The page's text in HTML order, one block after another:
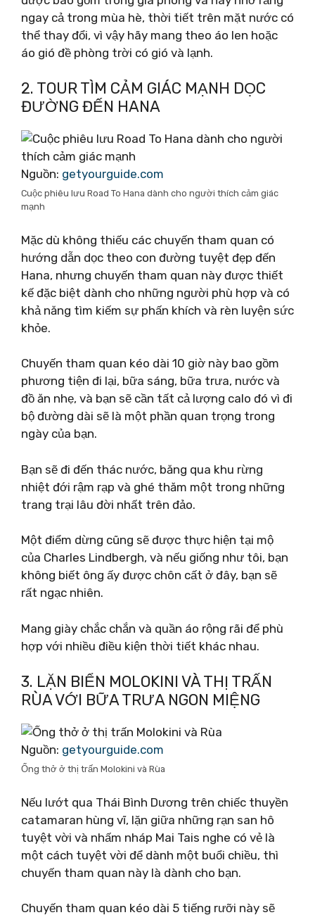
ngay cả trong mùa hè, thời tiết trên mặt nước có
thể thay đổi, vì vậy hãy mang theo áo len hoặc
áo gió đề phòng trời có gió và lạnh.
2. TOUR TÌM CẢM GIÁC MẠNH DỌC
ĐƯỜNG ĐẾN HANA
Nguồn: getyourguide.com
Cuộc phiêu lưu Road To Hana dành cho người thích cảm giác
mạnh
Mặc dù không thiếu các chuyến tham quan có
hướng dẫn dọc theo con đường tuyệt đẹp đến
Hana, nhưng chuyến tham quan này được thiết
kế đặc biệt dành cho những người phù hợp và có
khả năng tìm kiếm sự phấn khích và rèn luyện sức
khỏe.
Chuyến tham quan kéo dài 10 giờ này bao gồm
phương tiện đi lại, bữa sáng, bữa trưa, nước và
đồ ăn nhẹ, và bạn sẽ cần tất cả lượng calo đó vì đi
bộ đường dài sẽ là một phần quan trọng trong
ngày của bạn.
Bạn sẽ đi đến thác nước, băng qua khu rừng
nhiệt đới rậm rạp và ghé thăm một trong những
trang trại lâu đời nhất trên đảo.
Một điểm dừng cũng sẽ được thực hiện tại mộ
của Charles Lindbergh, và nếu giống như tôi, bạn
không biết ông ấy được chôn cất ở đây, bạn sẽ
rất ngạc nhiên.
Mang giày chắc chắn và quần áo rộng rãi để phù
hợp với nhiều điều kiện thời tiết khác nhau.
3. LẶN BIỂN MOLOKINI VÀ THỊ TRẤN
RÙA VỚI BỮA TRƯA NGON MIỆNG
Nguồn: getyourguide.com
Ống thở ở thị trấn Molokini và Rùa
Nếu lướt qua Thái Bình Dương trên chiếc thuyền
catamaran hùng vĩ, lặn giữa những rạn san hô
tuyệt vời và nhấm nháp Mai Tais nghe có vẻ là
một cách tuyệt vời để dành một buổi chiều, thì
chuyến tham quan này là dành cho bạn.
Chuyến tham quan kéo dài 5 tiếng rưỡi này sẽ